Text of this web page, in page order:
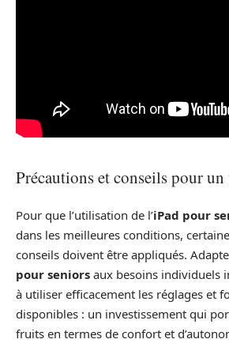
Précautions et conseils pour un
Pour que l’utilisation de l’iPad pour
dans les meilleures conditions,
conseils doivent être appliqués.
pour seniors aux besoins individuels
à utiliser efficacement les réglages et
disponibles : un investissement qui
fruits en termes de confort et